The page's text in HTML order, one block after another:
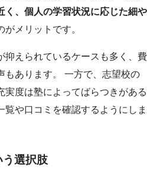
く、個人の学習状況に応じた細や
がメリットです。
抑えられているケースも多く、費
もあります。 一方で、志望校の
実度は塾によってばらつきがある
覧や口コミを確認するようにしま
う選択肢